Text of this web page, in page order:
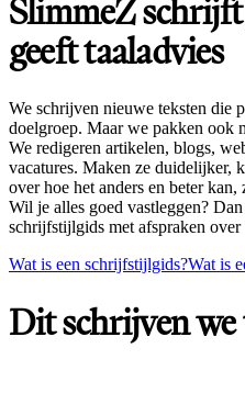
SlimmeZ
geeft taaladvies
We schrijven nieuwe teksten die
doelgroep. Maar we pakken ook
We redigeren artikelen, blogs,
vacatures. Maken ze duidelijker,
over hoe het anders en beter
Wil je alles goed vastleggen?
schrijfstijlgids met afspraken
Wat is een schrijfstijlgids?Wat is
Dit schrijven